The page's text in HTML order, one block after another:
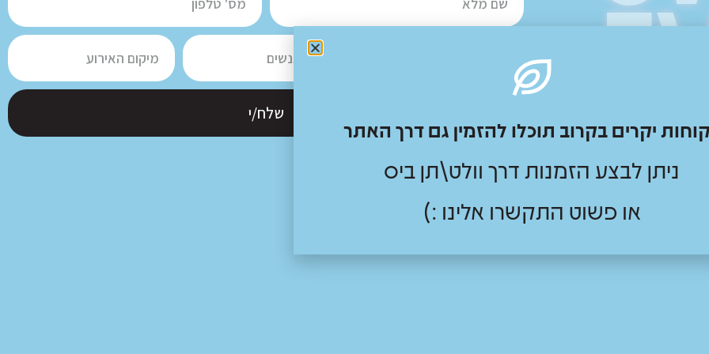
שלח/י
יקרים בקרוב תוכלו להזמין גם דרך האתר
ניתן לבצע הזמנות דרך וולט\תן ביס
או פשוט התקשרו אלינו :)